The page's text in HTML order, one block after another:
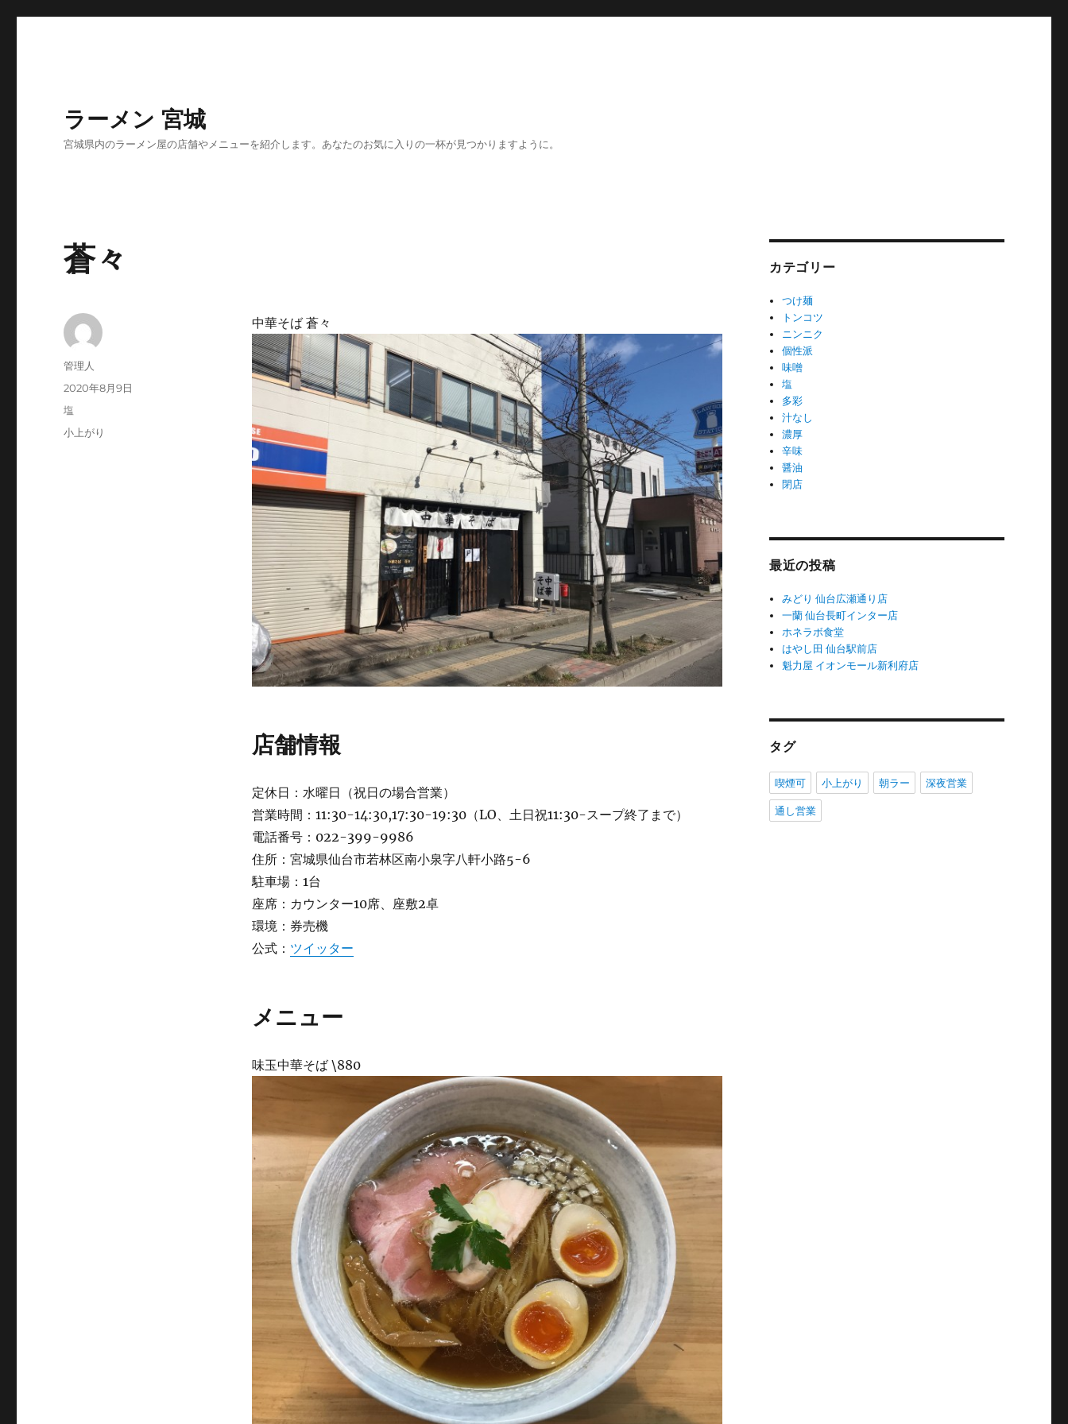
ラーメン 宮城
宮城県内のラーメン屋の店舗やメニューを紹介します。あなたのお気に入りの一杯が見つかりますように。
蒼々
中華そば 蒼々
店舗情報
定休日：水曜日（祝日の場合営業）
営業時間：11:30-14:30,17:30-19:30（LO、土日祝11:30-スープ終了まで）
電話番号：022-399-9986
住所：宮城県仙台市若林区南小泉字八軒小路5-6
駐車場：1台
座席：カウンター10席、座敷2卓
環境：券売機
公式： ツイッター
メニュー
味玉中華そば \880
投
管理人
投
稿
2020年8月9日
カ
テ
塩
タ
小上がり
カテゴリー
つけ麺
トンコツ
ニンニク
個性派
味噌
塩
多彩
汁なし
濃厚
辛味
醤油
閉店
最近の投稿
みどり 仙台広瀬通り店
一蘭 仙台長町インター店
ホネラボ食堂
はやし田 仙台駅前店
魁力屋 イオンモール新利府店
タグ
喫煙可 小上がり 朝ラー 深夜営業
通し営業